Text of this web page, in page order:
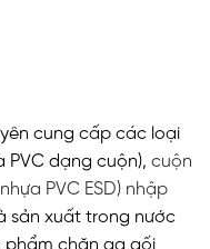
cung cấp các loại
PVC dạng cuộn), cuộn
PVC ESD) nhập
sản xuất trong nước
phẩm chăn ga gối